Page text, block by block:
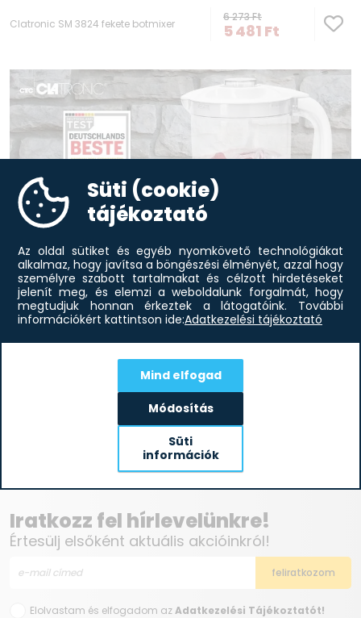
Clatronic SM 3824 fekete botmixer
6 273Ft
5 481 Ft
Clatronic UM 3470 fehér 1,5L 500W
Iratkozz fel hírlevelünkre!
Értesülj elsőként aktuális akcióinkról!
Elolvastam és elfogadom azAdatkezelési Tájékoztatót!
Süti (cookie)
tájékoztató
Az oldal sütiket és egyéb nyomkövető technológiákat
alkalmaz, hogy javítsa a böngészési élményét, azzal hogy
személyre szabott tartalmakat és célzott hirdetéseket
jelenít meg, és elemzi a weboldalunk forgalmát, hogy
megtudjuk honnan érkeztek a látogatóink.
További
információkért kattintson ide:Adatkezelési tájékoztató
Mind elfogad
Módosítás
Süti
információk